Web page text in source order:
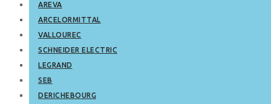
AREVA
ARCELORMITTAL
VALLOUREC
SCHNEIDER ELECTRIC
LEGRAND
SEB
DERICHEBOURG